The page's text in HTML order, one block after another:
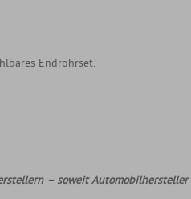
Endrohrset.
– soweit